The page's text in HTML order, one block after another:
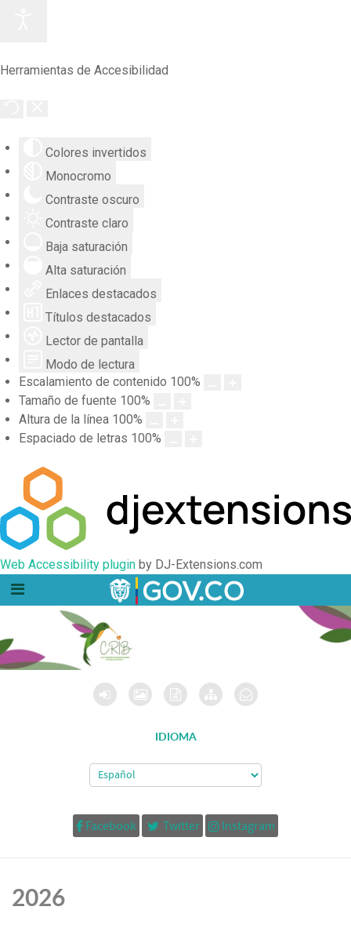
Herramientas de Accesibilidad
Colores invertidos
Monocromo
Contraste oscuro
Contraste claro
Baja saturación
Alta saturación
Enlaces destacados
Títulos destacados
Lector de pantalla
Modo de lectura
Escalamiento de contenido 100%
Tamaño de fuente 100%
Altura de la línea 100%
Espaciado de letras 100%
Web Accessibility plugin by DJ-Extensions.com
IDIOMA
Facebook Twitter Instagram
2026